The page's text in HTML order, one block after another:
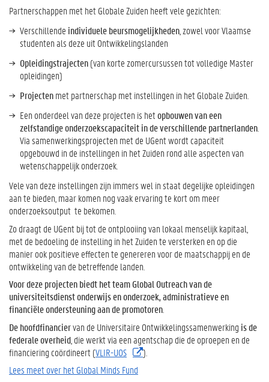
Partnerschappen met het Globale Zuiden heeft vele gezichten:
Verschillende individuele beursmogelijkheden , zowel voor Vlaamse
studenten als deze uit Ontwikkelingslanden
Opleidingstrajecten(van korte zomercursussen tot volledige Master
opleidingen)
Projectenmet partnerschap met instellingen in het Globale Zuiden.
Een onderdeel van deze projecten is hetopbouwen van een
zelfstandige onderzoekscapaciteit in de verschillende partnerlanden
Via samenwerkingsprojecten met de UGent wordt capaciteit
opgebouwd in de instellingen in het Zuiden rond alle aspecten van
wetenschappelijk onderzoek.
Vele van deze instellingen zijn immers wel in staat degelijke opleidingen
aan te bieden, maar komen nog vaak ervaring te kort om meer
onderzoeksoutput te bekomen.
Zo draagt de UGent bij tot de ontplooiing van lokaal menselijk kapitaal,
met de bedoeling de instelling in het Zuiden te versterken en op die
manier ook positieve effecten te genereren voor de maatschappij en de
ontwikkeling van de betreffende landen.
Voor deze projecten biedt het team Global Outreach van de
universiteitsdienst onderwijs en onderzoek, administratieve en
financiële ondersteuning aan de promotoren
De hoofdfinanciervan de Universitaire Ontwikkelingssamenwerking is de
federale overheid , die werkt via een agentschap die de oproepen en de
financiering coördineert (VLIR-UOS
).
Lees meet over het Global Minds Fund